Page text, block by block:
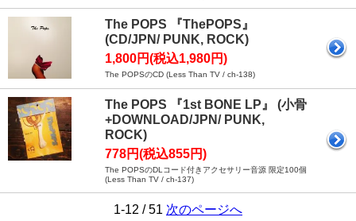
The POPS 『ThePOPS』
(CD/JPN/ PUNK, ROCK)
1,800円(税込1,980円)
The POPSのCD (Less Than TV / ch-138)
The POPS 『1st BONE LP』 (小骨
+DOWNLOAD/JPN/ PUNK,
ROCK)
778円(税込855円)
The POPSのDLコード付きアクセサリー音源 限定100個
(Less Than TV / ch-137)
1-12 / 51 次のページへ